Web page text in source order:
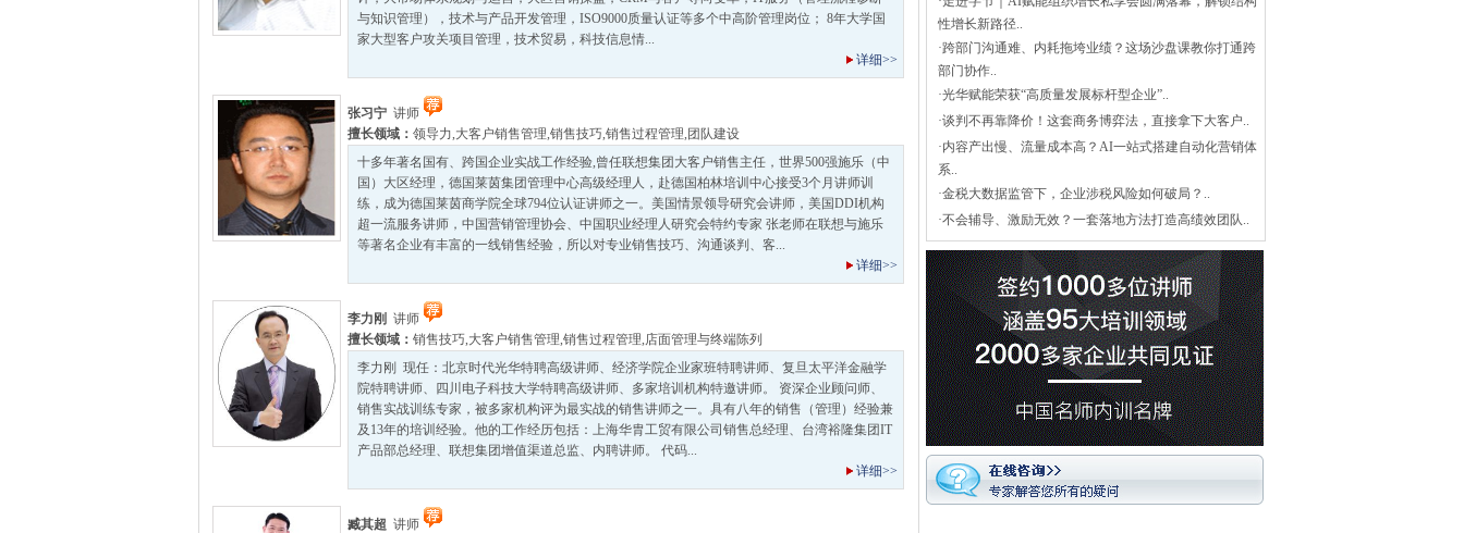
与知识管理），技术与产品开发管理，ISO9000质量认证等多个中高阶管理岗位； 8年大学国
家大型客户攻关项目管理，技术贸易，科技信息情...
详细>>
张习宁 讲师
擅长领域： 领导力,大客户销售管理,销售技巧,销售过程管理, 团队建设
十多年著名国有、跨国企业实战工作经验,曾任联想集团大客户销售主任，世界500强施乐（中
国）大区经理，德国莱茵集团管理中心高级经理人，赴德国柏林培训中心接受3个月讲师训
练，成为德国莱茵商学院全球794位认证讲师之一。美国情景领导研究会讲师，美国DDI机构
超一流服务讲师，中国营销管理协会、中国职业经理人研究会特约专家 张老师在联想与施乐
等著名企业有丰富的一线销售经验，所以对专业销售技巧、沟通谈判、客...
详细>>
李力刚 讲师
擅长领域： 销售技巧,大客户销售管理,销售过程管理,店面管理与终端陈列
李力刚 现任：北京时代光华特聘高级讲师、经济学院企业家班特聘讲师、复旦太平洋金融学
院特聘讲师、四川电子科技大学特聘高级讲师、多家培训机构特邀讲师。 资深企业顾问师、
销售实战训练专家，被多家机构评为最实战的销售讲师之一。具有八年的销售（管理）经验兼
及13年的培训经验。他的工作经历包括：上海华胄工贸有限公司销售总经理、台湾裕隆集团IT
产品部总经理、联想集团增值渠道总监、内聘讲师。 代码...
详细>>
臧其超 讲师
性增长新路径..
·跨部门沟通难、内耗拖垮业绩？这场沙盘课教你打通跨
部门协作..
·光华赋能荣获“高质量发展标杆型企业”..
·谈判不再靠降价！这套商务博弈法，直接拿下大客户..
·内容产出慢、流量成本高？AI一站式搭建自动化营销体
系..
·金税大数据监管下，企业涉税风险如何破局？..
·不会辅导、激励无效？一套落地方法打造高绩效团队..